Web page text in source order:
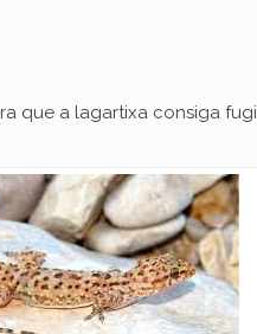
a lagartixa consiga